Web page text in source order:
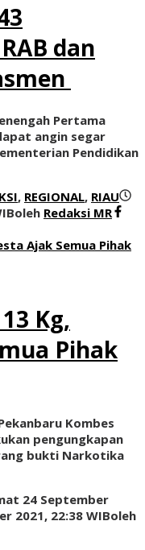
dan
Pertama
angin segar
Pendidikan
, REGIONAL, RIAU
oleh Redaksi MR
Kg,
Pihak
Kombes
pengungkapan
bukti Narkotika
24 September
2021, 22:38 WIBoleh